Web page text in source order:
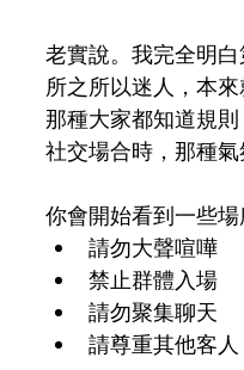
老實說。我完全明
所之所以迷人，本
那種大家都知道規
社交場合時，那種
你會開始看到一些場
請勿大聲喧嘩
禁止群體入場
請勿聚集聊天
請尊重其他客人